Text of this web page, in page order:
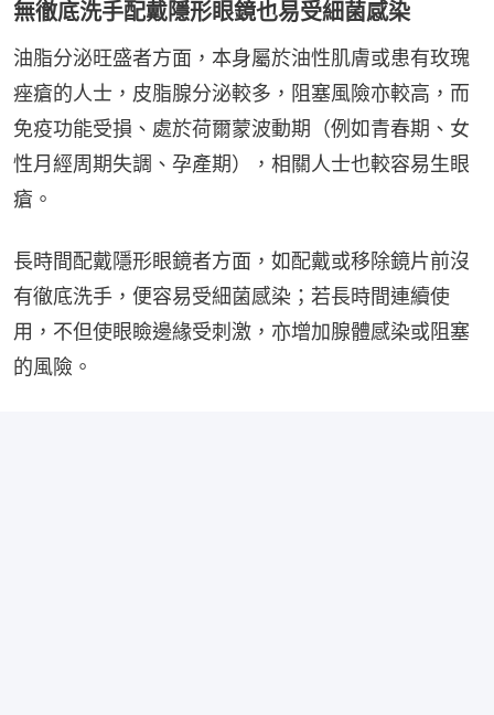
無徹底洗手配戴隱形眼鏡也易受細菌感染
油脂分泌旺盛者方面，本身屬於油性肌膚或患有玫瑰
痤瘡的人士，皮脂腺分泌較多，阻塞風險亦較高，而
免疫功能受損、處於荷爾蒙波動期（例如青春期、女
性月經周期失調、孕產期），相關人士也較容易生眼
瘡。
長時間配戴隱形眼鏡者方面，如配戴或移除鏡片前沒
有徹底洗手，便容易受細菌感染；若長時間連續使
用，不但使眼瞼邊緣受刺激，亦增加腺體感染或阻塞
的風險。